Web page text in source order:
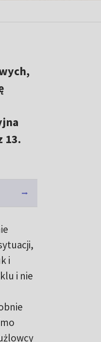
13.
i
i nie